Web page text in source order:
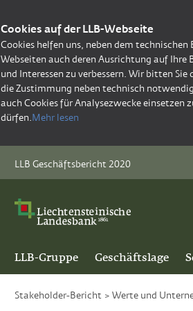
Cookies auf der LLB-Webseite
Cookies helfen uns, neben dem technischen
Webseiten auch deren Ausrichtung auf Ihre
und Interessen zu verbessern. Wir bitten Sie
die Zustimmung neben technisch
auch Cookies für Analysezwecke einsetzen
dürfen. Mehr lesen
LLB Geschäftsbericht 2020
LLB-Gruppe Geschäftslage
Stakeholder-Bericht > Werte und